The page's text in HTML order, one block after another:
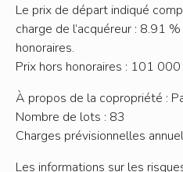
Le prix de départ indiqué
charge de l’acquéreur : 8.91
honoraires.
Prix hors honoraires : 101
À propos de la copropriété :
Nombre de lots : 83
Charges prévisionnelles
Les informations sur les